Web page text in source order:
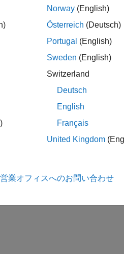
Norway (English)
Österreich (Deutsch)
Portugal (English)
Sweden (English)
Switzerland
Deutsch
English
Français
United Kingdom
業オフィスへのお問い合わせ